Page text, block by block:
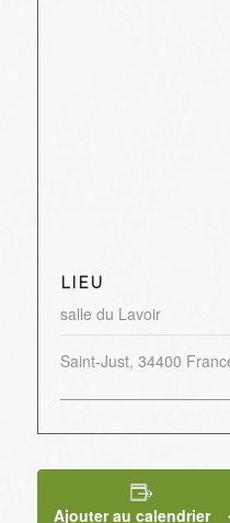
LIEU
salle du Lavoir
Saint-Just, 34400
Ajouter au calendrier